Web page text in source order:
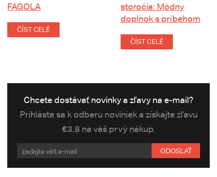
FAGOLA
ČÍST CELÉ
storočia: Módny
doplnok s príbehom
ČÍST CELÉ
Chcete dostávať novinky a zľavy na e-mail?
Prihláste sa k odberu noviniek a získajte zľavu
€3,8 na váš prvý nákup.
ODOSLAŤ